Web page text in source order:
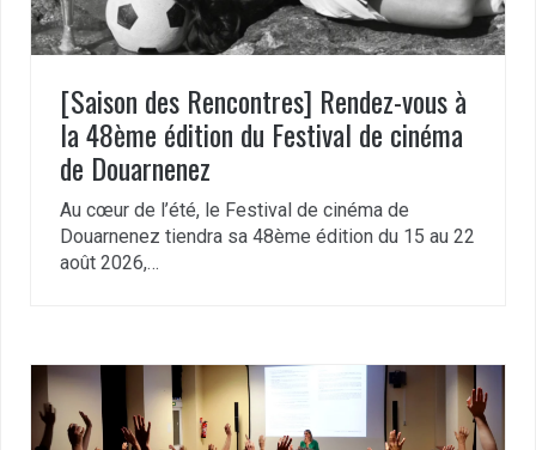
[Saison des Rencontres] Rendez-vous à
la 48ème édition du Festival de cinéma
de Douarnenez
Au cœur de l’été, le Festival de cinéma de
Douarnenez tiendra sa 48ème édition du 15 au 22
août 2026,…